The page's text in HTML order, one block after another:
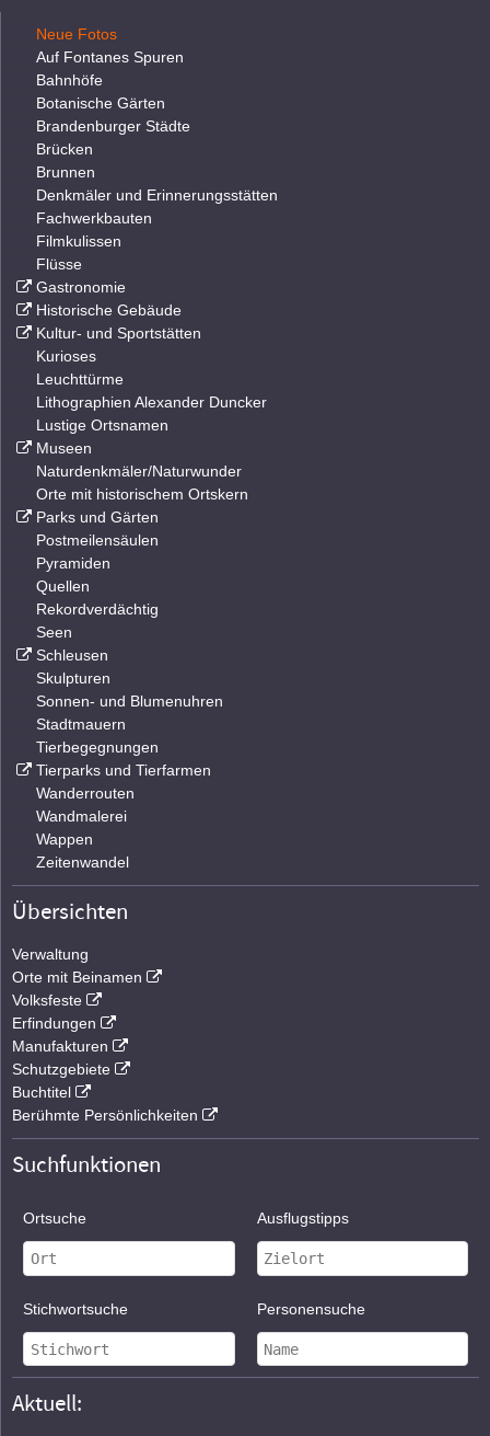
Neue Fotos
Auf Fontanes Spuren
Bahnhöfe
Botanische Gärten
Brandenburger Städte
Brücken
Brunnen
Denkmäler und Erinnerungsstätten
Fachwerkbauten
Filmkulissen
Flüsse
Gastronomie
Historische Gebäude
Kultur- und Sportstätten
Kurioses
Leuchttürme
Lithographien Alexander Duncker
Lustige Ortsnamen
Museen
Naturdenkmäler/Naturwunder
Orte mit historischem Ortskern
Parks und Gärten
Postmeilensäulen
Pyramiden
Quellen
Rekordverdächtig
Seen
Schleusen
Skulpturen
Sonnen- und Blumenuhren
Stadtmauern
Tierbegegnungen
Tierparks und Tierfarmen
Wanderrouten
Wandmalerei
Wappen
Zeitenwandel
Übersichten
Verwaltung
Orte mit Beinamen
Volksfeste
Erfindungen
Manufakturen
Schutzgebiete
Buchtitel
Berühmte Persönlichkeiten
Suchfunktionen
Ortsuche Ausflugstipps
Stichwortsuche Personensuche
Aktuell: